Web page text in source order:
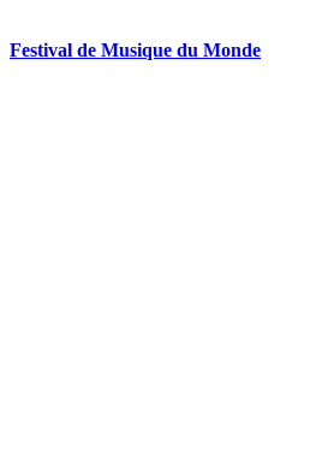
Festival de Musique du Monde